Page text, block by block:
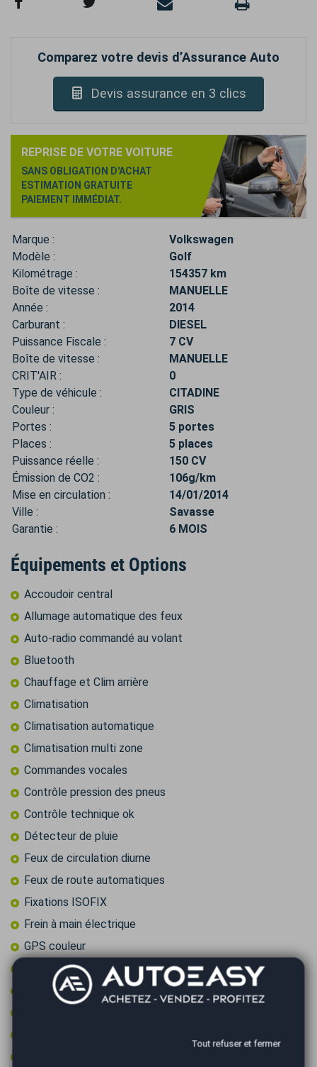
Comparez votre devis d’Assurance Auto
Devis assurance en 3 clics
REPRISE DE VOTRE VOITURE
SANS OBLIGATION D'ACHAT
ESTIMATION GRATUITE
PAIEMENT IMMÉDIAT.
Marque :
Volkswagen
Modèle :
Golf
Kilométrage :
154357 km
Boîte de vitesse :
MANUELLE
Année :
2014
Carburant :
DIESEL
Puissance Fiscale :
7 CV
Boîte de vitesse :
MANUELLE
CRIT'AIR :
0
Type de véhicule :
CITADINE
Couleur :
GRIS
Portes :
5 portes
Places :
5 places
Puissance réelle :
150 CV
Émission de CO2 :
106g/km
Mise en circulation :
14/01/2014
Ville :
Savasse
Garantie :
6 MOIS
Équipements et Options
Accoudoir central
Allumage automatique des feux
Auto-radio commandé au volant
Bluetooth
Chauffage et Clim arrière
Climatisation
Climatisation automatique
Climatisation multi zone
Commandes vocales
Contrôle pression des pneus
Contrôle technique ok
Détecteur de pluie
Feux de circulation diurne
Feux de route automatiques
Fixations ISOFIX
Frein à main électrique
GPS couleur
GPS tactile
Intérieur alcantara
Tout refuser et fermer